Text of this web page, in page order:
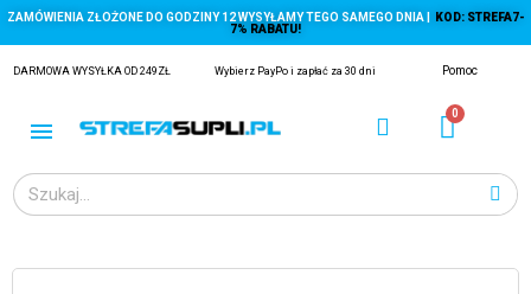
ZAMÓWIENIA ZŁOŻONE DO GODZINY 12 WYSYŁAMY TEGO SAMEGO DNIA |
KOD: STREFA7-
7% RABATU!
DARMOWA WYSYŁKA OD 249ZŁ Wybierz PayPo i zapłać za 30 dni Pomoc